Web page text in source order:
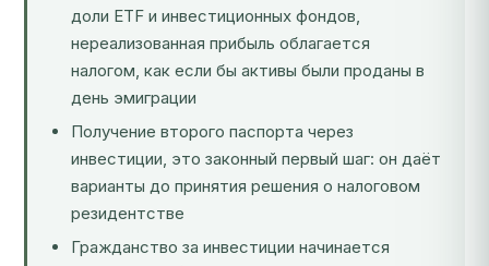
доли ETF и инвестиционных фондов,
нереализованная прибыль облагается
налогом, как если бы активы были проданы в
день эмиграции
Получение второго паспорта через
инвестиции, это законный первый шаг: он даёт
варианты до принятия решения о налоговом
резидентстве
Гражданство за инвестиции начинается